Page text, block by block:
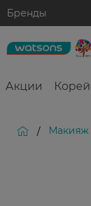
Бренды
Акции
/ Макияж